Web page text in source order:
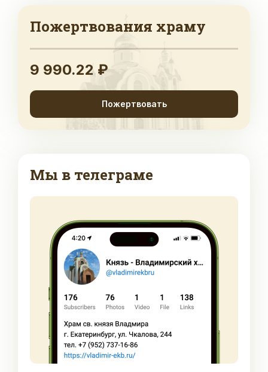
Пожертвования храму
9 990.22 ₽
Пожертвовать
Мы в телеграме